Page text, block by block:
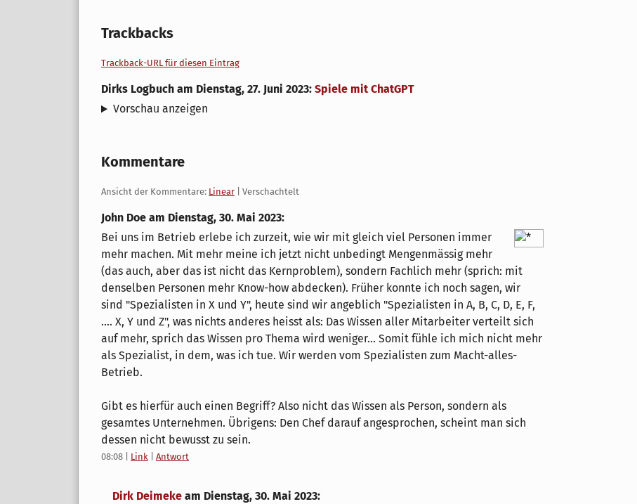
Trackbacks
Trackback-URL für diesen Eintrag
Dirks Logbuch am Dienstag, 27. Juni 2023: Spiele mit ChatGPT
Vorschau anzeigen
Kommentare
Ansicht der Kommentare: Linear | Verschachtelt
John Doe am Dienstag, 30. Mai 2023:
Bei uns im Betrieb erlebe ich zurzeit, wie wir mit gleich viel Personen immer
mehr machen. Mit mehr meine ich jetzt nicht unbedingt Mengenmässig mehr
(das auch, aber das ist nicht das Kernproblem), sondern Fachlich mehr (sprich: mit
denselben Personen mehr Know-how abdecken). Früher konnte ich noch sagen, wir
sind "Spezialisten in X und Y", heute sind wir angeblich "Spezialisten in A, B, C, D, E, F,
.... X, Y und Z", was nichts anderes heisst als: Das Wissen aller Mitarbeiter verteilt sich
auf mehr, sprich das Wissen pro Thema wird weniger... Somit fühle ich mich nicht mehr
als Spezialist, in dem, was ich tue. Wir werden vom Spezialisten zum Macht-alles-
Betrieb.
Gibt es hierfür auch einen Begriff? Also nicht das Wissen als Person, sondern als
gesamtes Unternehmen. Übrigens: Den Chef darauf angesprochen, scheint man sich
dessen nicht bewusst zu sein.
08:08 Link Antwort
Dirk Deimeke am Dienstag, 30. Mai 2023: